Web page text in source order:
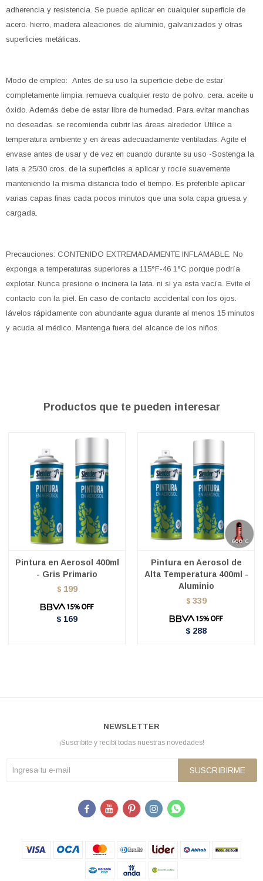
adherencia y resistencia. Se puede aplicar en cualquier superficie de
acero. hierro, madera aleaciones de aluminio, galvanizados y otras
superficies metálicas.
Modo de empleo: Antes de su uso la superficie debe de estar
completamente limpia. remueva cualquier resto de polvo. cera. aceite u
óxido. Además debe de estar libre de humedad. Para evitar manchas
no deseadas. se recomienda cubrir las áreas alrededor. Utilice a
temperatura ambiente y en áreas adecuadamente ventiladas. Agite el
envase antes de usar y de vez en cuando durante su uso -Sostenga la
lata a 25/30 cros. de la superficies a aplicar y rocíe suavemente
manteniendo la misma distancia todo el tiempo. Es preferible aplicar
varias capas finas cada pocos minutos que una sola capa gruesa y
cargada.
Precauciones: CONTENIDO EXTREMADAMENTE INFLAMABLE. No
exponga a temperaturas superiores a 115°F-46 1°C porque podría
explotar. Nunca presione o incinera la lata. ni si ya esta vacía. Evite el
contacto con la piel. En caso de contacto accidental con los ojos.
lávelos rápidamente con abundante agua durante al menos 15 minutos
y acuda al médico. Mantenga fuera del alcance de los niños.
Productos que te pueden interesar
Pintura en Aerosol 400ml
- Gris Primario
$ 199
$ 169
Pintura en Aerosol de
Alta Temperatura 400ml -
Aluminio
$ 339
$ 288
NEWSLETTER
¡Suscribite y recibí todas nuestras novedades!
SUSCRIBIRME
    